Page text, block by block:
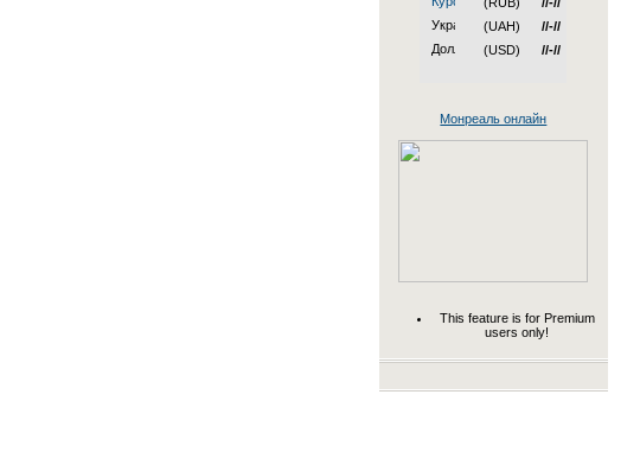
(UAH)
//-//
(USD)
//-//
Монреаль онлайн
This feature is for Premium
users only!